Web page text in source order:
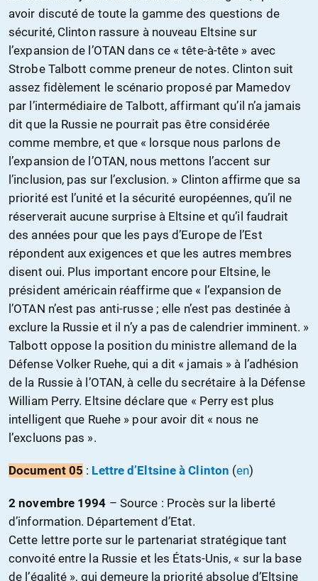
avoir discuté de toute la gamme des questions de
sécurité, Clinton rassure à nouveau Eltsine sur
l’expansion de l’OTAN dans ce « tête-à-tête » avec
Strobe Talbott comme preneur de notes. Clinton suit
assez fidèlement le scénario proposé par Mamedov
par l’intermédiaire de Talbott, affirmant qu’il n’a jamais
dit que la Russie ne pourrait pas être considérée
comme membre, et que « lorsque nous parlons de
l’expansion de l’OTAN, nous mettons l’accent sur
l’inclusion, pas sur l’exclusion. » Clinton affirme que sa
priorité est l’unité et la sécurité européennes, qu’il ne
réserverait aucune surprise à Eltsine et qu’il faudrait
des années pour que les pays d’Europe de l’Est
répondent aux exigences et que les autres membres
disent oui. Plus important encore pour Eltsine, le
président américain réaffirme que « l’expansion de
l’OTAN n’est pas anti-russe ; elle n’est pas destinée à
exclure la Russie et il n’y a pas de calendrier imminent. »
Talbott oppose la position du ministre allemand de la
Défense Volker Ruehe, qui a dit « jamais » à l’adhésion
de la Russie à l’OTAN, à celle du secrétaire à la Défense
William Perry. Eltsine déclare que « Perry est plus
intelligent que Ruehe » pour avoir dit « nous ne
l’excluons pas ».
Document 05 : Lettre d’Eltsine à Clinton (en)
2 novembre 1994 – Source : Procès sur la liberté
d’information. Département d’Etat.
Cette lettre porte sur le partenariat stratégique tant
convoité entre la Russie et les États-Unis, « sur la base
de l’égalité », qui demeure la priorité absolue d’Eltsine